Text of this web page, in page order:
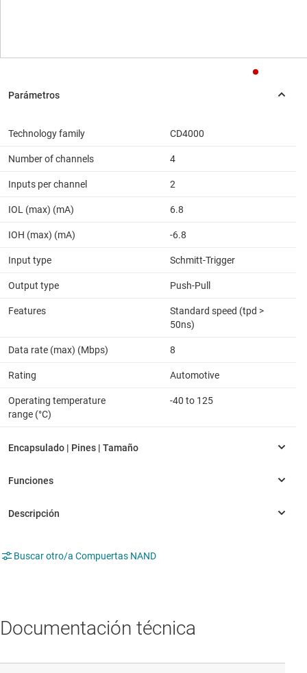
Technology family CD4000
Number of channels 4
Inputs per channel 2
IOL (max) (mA) 6.8
IOH (max) (mA) -6.8
Input type Schmitt-Trigger
Output type Push-Pull
Features
Standard speed (tpd >
50ns)
Data rate (max) (Mbps) 8
Rating Automotive
Operating temperature
range (°C)
-40 to 125
Buscar otro/a Compuertas NAND
Documentación técnica